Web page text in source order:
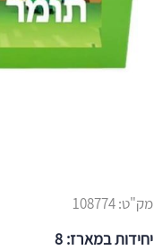
מק"ט:108774
יחידות במארז: 8